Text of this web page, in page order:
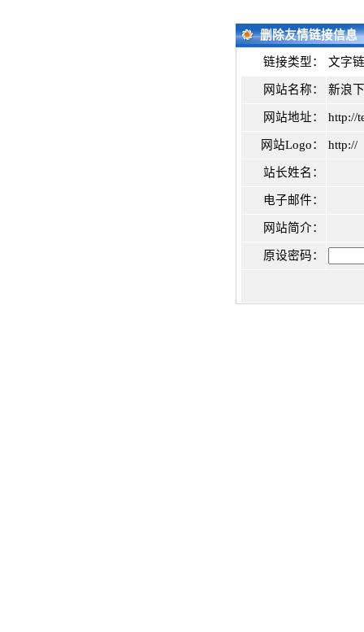
删除友情链接信息
链接类型： 文字
网站名称： 新浪
网站地址： http://
网站Logo： http://
站长姓名：
电子邮件：
网站简介：
原设密码：